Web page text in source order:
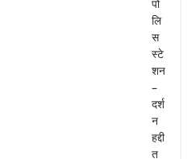
पो
लि
स
स्टे
शन
–
दर्श
न
हद्दी
त